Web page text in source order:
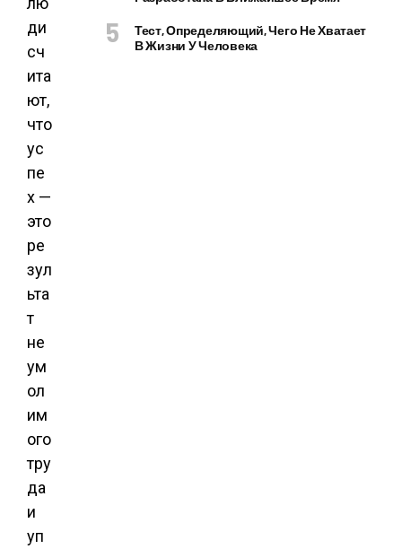
ди
сч
ита
ют,
что
ус
пе
х —
это
ре
зул
ьта
т
не
ум
ол
им
ого
тру
да
и
уп
Тест, Определяющий, Чего Не Хватает
В Жизни У Человека